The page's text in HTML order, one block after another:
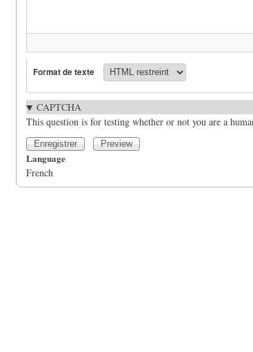
Format de texte
CAPTCHA
This question is for testing whether or not you are a
Language
French